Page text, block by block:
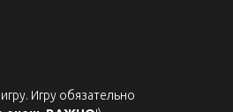
Игру обязательно